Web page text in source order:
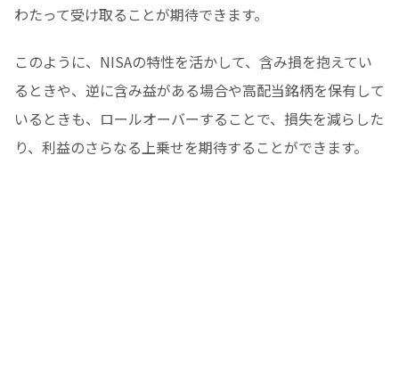
わたって受け取ることが期待できます。
このように、NISAの特性を活かして、含み損を抱えてい
るときや、逆に含み益がある場合や高配当銘柄を保有して
いるときも、ロールオーバーすることで、損失を減らした
り、利益のさらなる上乗せを期待することができます。